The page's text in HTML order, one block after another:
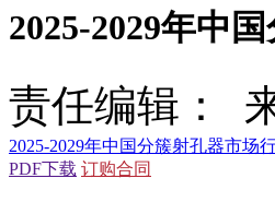
2025-2029年中
责任编辑：
2025-2029年中国分簇射孔器市场
PDF下载 订购合同